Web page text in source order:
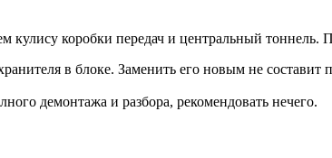
коробки передач и центральный тоннель.
в блоке. Заменить его новым не
демонтажа и разбора, рекомендовать нечего.